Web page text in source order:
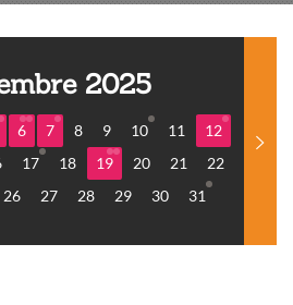
2025
6 7 8 9 10 11
12
17 18 19 20 21
22
26 27 28 29 30 31